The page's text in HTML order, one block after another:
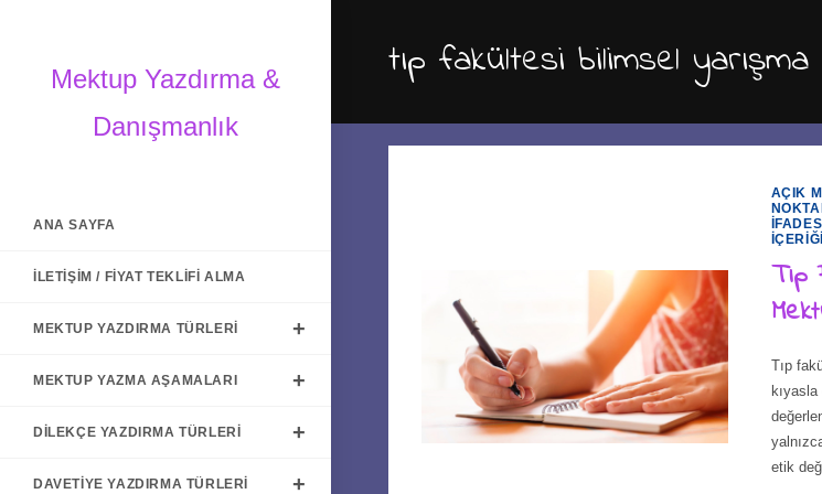
Mektup Yazdırma &
Danışmanlık
ANA SAYFA
İLETIŞIM / FIYAT TEKLIFI ALMA
MEKTUP YAZDIRMA TÜRLERI
MEKTUP YAZMA AŞAMALARI
DILEKÇE YAZDIRMA TÜRLERI
DAVETIYE YAZDIRMA TÜRLERI
tıp fakültesi bilimsel yarışma
AÇIK
Tıp
etik